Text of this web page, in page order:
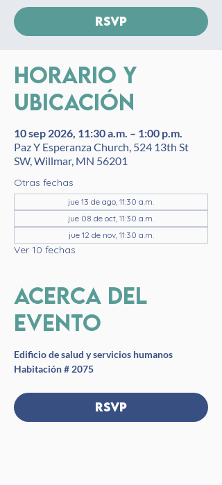
RSVP
Horario y
ubicación
10 sep 2026, 11:30 a.m. – 1:00 p.m.
Paz Y Esperanza Church, 524 13th St
SW, Willmar, MN 56201
Otras fechas
jue 13 de ago, 11:30 a.m.
jue 08 de oct, 11:30 a.m.
jue 12 de nov, 11:30 a.m.
Ver 10 fechas
Acerca del
evento
Edificio de salud y servicios humanos
Habitación # 2075
RSVP